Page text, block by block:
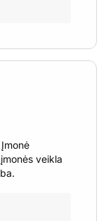
veikla